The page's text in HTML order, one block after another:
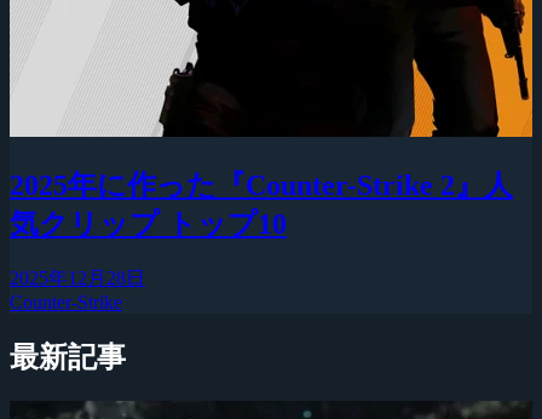
2025年に作った『Counter-Strike 2』人
気クリップ トップ10
2025年12月28日
Counter-Strike
最新記事